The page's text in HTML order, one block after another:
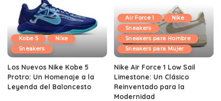
Kobe 5
Nike
Sneakers
Los Nuevos Nike Kobe 5
Protro: Un Homenaje a la
Leyenda del Baloncesto
Air Force 1
Nike
Sneakers
Sneakers para Hombre
Sneakers para Mujer
Nike Air Force 1 Low Sail
Limestone: Un Clásico
Reinventado para la
Modernidad